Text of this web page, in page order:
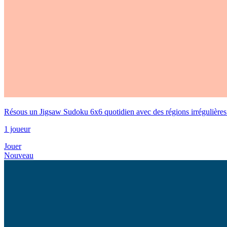
Résous un Jigsaw Sudoku 6x6 quotidien avec des régions
1 joueur
Jouer
Nouveau